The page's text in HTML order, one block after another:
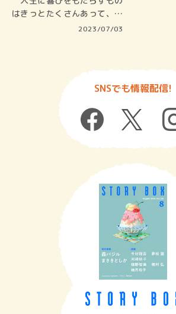
はきっとたくさんあって、子
2023/07/03
SNSでも情報配信!